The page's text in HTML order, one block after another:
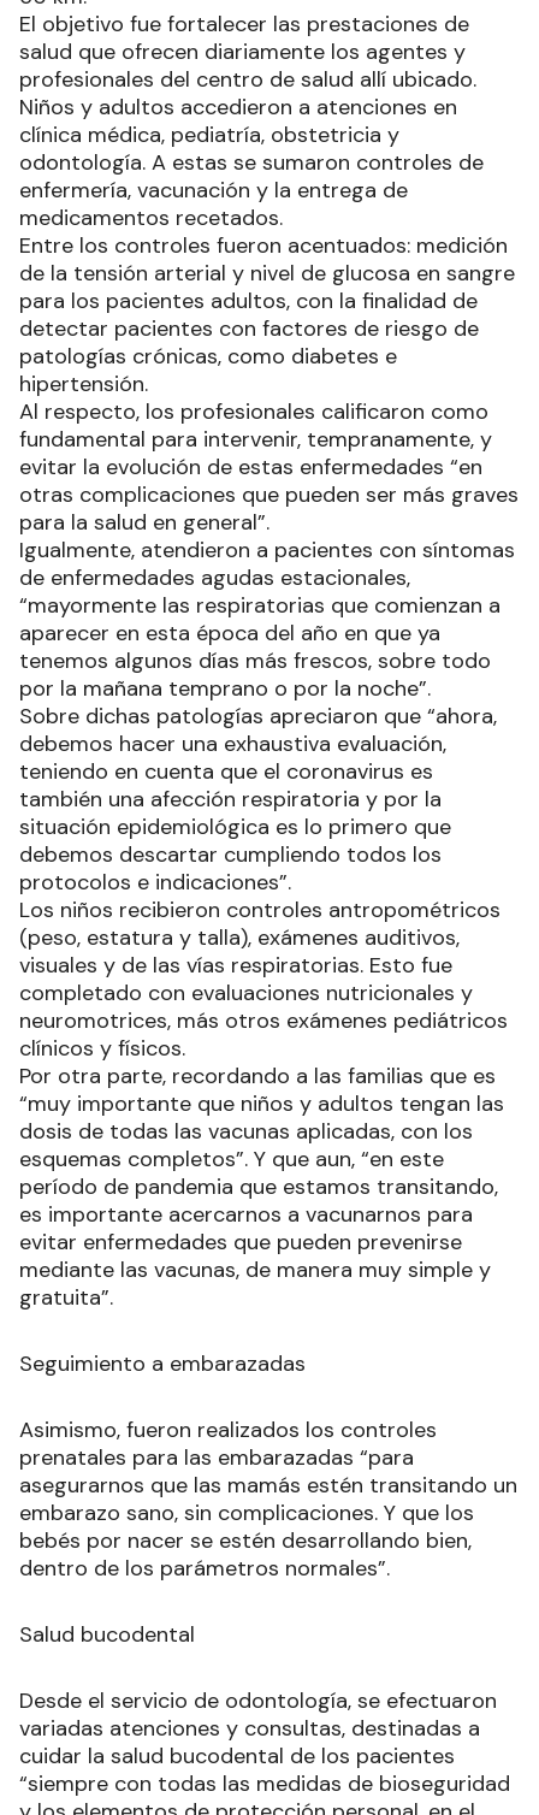
El objetivo fue fortalecer las prestaciones de
salud que ofrecen diariamente los agentes y
profesionales del centro de salud allí ubicado.
Niños y adultos accedieron a atenciones en
clínica médica, pediatría, obstetricia y
odontología. A estas se sumaron controles de
enfermería, vacunación y la entrega de
medicamentos recetados.
Entre los controles fueron acentuados: medición
de la tensión arterial y nivel de glucosa en sangre
para los pacientes adultos, con la finalidad de
detectar pacientes con factores de riesgo de
patologías crónicas, como diabetes e
hipertensión.
Al respecto, los profesionales calificaron como
fundamental para intervenir, tempranamente, y
evitar la evolución de estas enfermedades “en
otras complicaciones que pueden ser más graves
para la salud en general”.
Igualmente, atendieron a pacientes con síntomas
de enfermedades agudas estacionales,
“mayormente las respiratorias que comienzan a
aparecer en esta época del año en que ya
tenemos algunos días más frescos, sobre todo
por la mañana temprano o por la noche”.
Sobre dichas patologías apreciaron que “ahora,
debemos hacer una exhaustiva evaluación,
teniendo en cuenta que el coronavirus es
también una afección respiratoria y por la
situación epidemiológica es lo primero que
debemos descartar cumpliendo todos los
protocolos e indicaciones”.
Los niños recibieron controles antropométricos
(peso, estatura y talla), exámenes auditivos,
visuales y de las vías respiratorias. Esto fue
completado con evaluaciones nutricionales y
neuromotrices, más otros exámenes pediátricos
clínicos y físicos.
Por otra parte, recordando a las familias que es
“muy importante que niños y adultos tengan las
dosis de todas las vacunas aplicadas, con los
esquemas completos”. Y que aun, “en este
período de pandemia que estamos transitando,
es importante acercarnos a vacunarnos para
evitar enfermedades que pueden prevenirse
mediante las vacunas, de manera muy simple y
gratuita”.
Seguimiento a embarazadas
Asimismo, fueron realizados los controles
prenatales para las embarazadas “para
asegurarnos que las mamás estén transitando un
embarazo sano, sin complicaciones. Y que los
bebés por nacer se estén desarrollando bien,
dentro de los parámetros normales”.
Salud bucodental
Desde el servicio de odontología, se efectuaron
variadas atenciones y consultas, destinadas a
cuidar la salud bucodental de los pacientes
“siempre con todas las medidas de bioseguridad